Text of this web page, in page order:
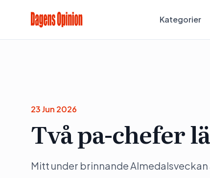
Kategorier
23 Jun 2026
Två pa-chefer
Mitt under brinnande